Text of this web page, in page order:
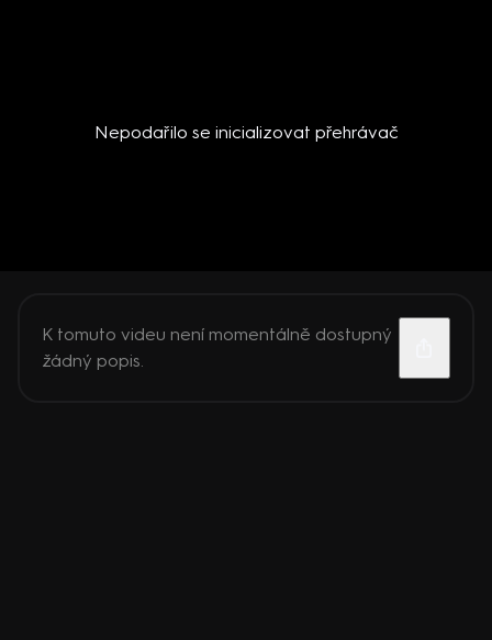
Nepodařilo se inicializovat přehrávač
K tomuto videu není momentálně dostupný
žádný popis.